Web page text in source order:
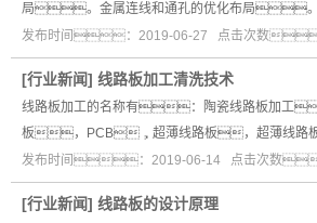
局。金属连线和通孔的优化布局。
发布时间：2019-06-27 点击次数
[行业新闻] 线路板加工清洗技术
线路板加工的名称有：陶瓷线路板加
板，PCB，超薄线路板，超薄线
发布时间：2019-06-14 点击次数
[行业新闻] 线路板的设计原理